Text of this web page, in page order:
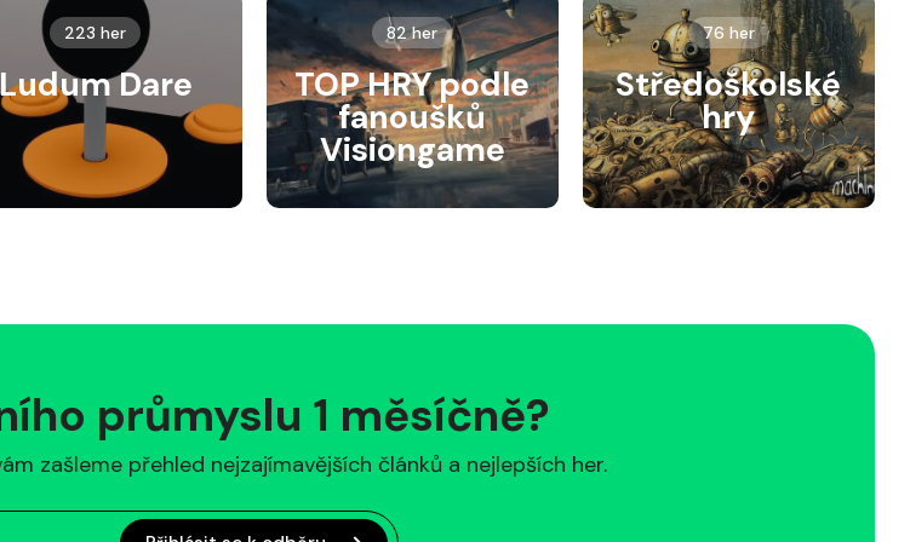
223 her
Ludum Dare
82 her
TOP HRY podle
fanoušků
Visiongame
76 her
Středoškolské
hry
průmyslu 1 měsíčně?
zašleme přehled nejzajímavějších článků a nejlepších her.